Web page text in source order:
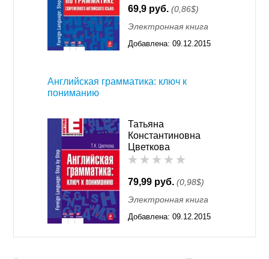
69,9 руб. (0,86$)
Электронная книга
Добавлена: 09.12.2015
Английская грамматика: ключ к
пониманию
Татьяна
Константиновна
Цветкова
79,99 руб. (0,98$)
Электронная книга
Добавлена: 09.12.2015